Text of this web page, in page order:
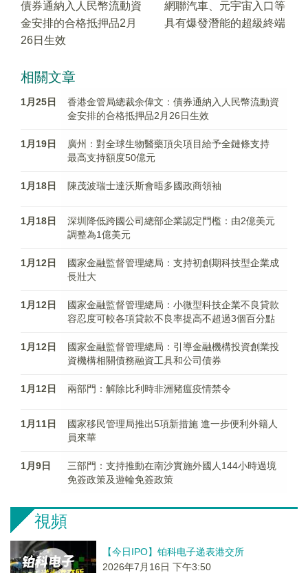
債券通納入人民幣流動資
金安排的合格抵押品2月
26日生效
網聯汽車、元宇宙入口等
具有爆發潛能的超級終端
相關文章
1月25日
香港金管局總裁余偉文：債券通納入人民幣流動資
金安排的合格抵押品2月26日生效
1月19日
廣州：對全球生物醫藥頂尖項目給予全鏈條支持
最高支持額度50億元
1月18日 陳茂波瑞士達沃斯會晤多國政商領袖
1月18日
深圳降低跨國公司總部企業認定門檻：由2億美元
調整為1億美元
1月12日
國家金融監督管理總局：支持初創期科技型企業成
長壯大
1月12日
國家金融監督管理總局：小微型科技企業不良貸款
容忍度可較各項貸款不良率提高不超過3個百分點
1月12日
國家金融監督管理總局：引導金融機構投資創業投
資機構相關債務融資工具和公司債券
1月12日 兩部門：解除比利時非洲豬瘟疫情禁令
1月11日
國家移民管理局推出5項新措施 進一步便利外籍人
員來華
1月9日
三部門：支持推動在南沙實施外國人144小時過境
免簽政策及遊輪免簽政策
視頻
【今日IPO】铂科电子递表港交所
2026年7月16日 下午3:50